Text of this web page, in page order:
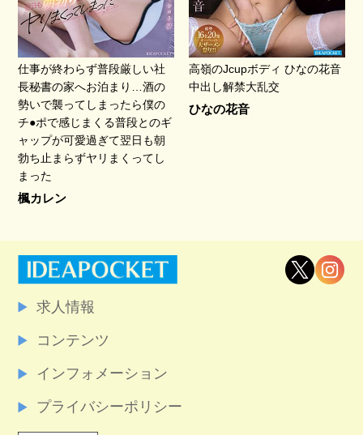
仕事が終わらず普段厳しい社
長秘書の家へお泊まり…酒の
勢いで襲ってしまったら僕の
チ●ポで感じまくる普段とのギ
ャップが可愛過ぎて翌日も朝
勃ち止まらずヤリまくってし
まった
楓カレン
高嶺のJcupボディ ひなの花音
中出し解禁大乱交
ひなの花音
求人情報
コンテンツ
インフォメーション
プライバシーポリシー